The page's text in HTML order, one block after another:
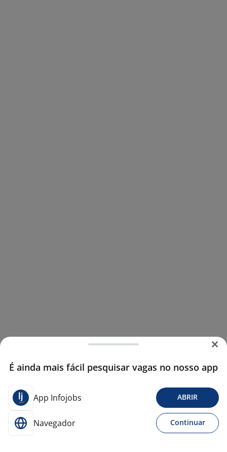
É ainda mais fácil pesquisar vagas no nosso app
App Infojobs ABRIR
Navegador Continuar